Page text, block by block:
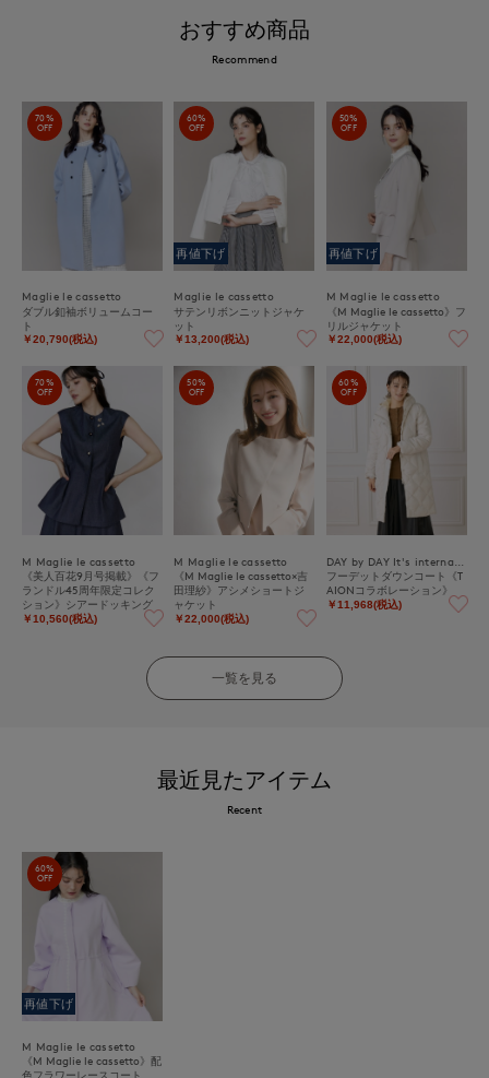
おすすめ商品
Recommend
70%
OFF
Maglie le cassetto
ダブル釦袖ボリュームコー
ト
￥20,790(税込)
60%
OFF
再値下げ
Maglie le cassetto
サテンリボンニットジャケ
ット
￥13,200(税込)
50%
OFF
再値下げ
M Maglie le cassetto
《M Maglie le cassetto》フ
リルジャケット
￥22,000(税込)
70%
OFF
M Maglie le cassetto
《美人百花9月号掲載》《フ
ランドル45周年限定コレク
ション》シアードッキング
デニムジレ《M Maglie le ca
￥10,560(税込)
50%
OFF
M Maglie le cassetto
《M Maglie le cassetto×吉
田理紗》アシメショートジ
ャケット
￥22,000(税込)
60%
OFF
フーデットダウンコート《T
AIONコラボレーション》
￥11,968(税込)
一覧を見る
最近見たアイテム
Recent
60%
OFF
再値下げ
M Maglie le cassetto
《M Maglie le cassetto》配
色フラワーレースコート